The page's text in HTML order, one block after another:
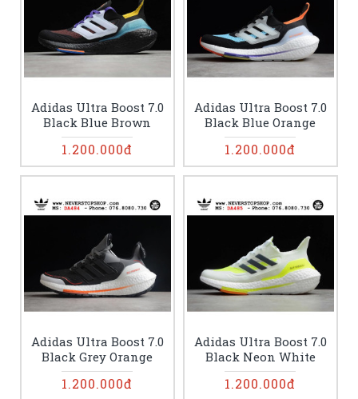
Adidas Ultra Boost 7.0
Black Blue Brown
1.200.000đ
Adidas Ultra Boost 7.0
Black Blue Orange
1.200.000đ
Adidas Ultra Boost 7.0
Black Grey Orange
1.200.000đ
Adidas Ultra Boost 7.0
Black Neon White
1.200.000đ